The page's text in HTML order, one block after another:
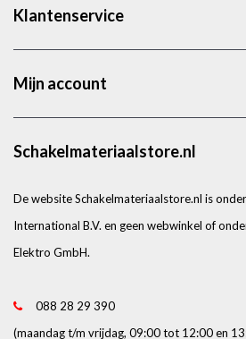
Klantenservice
Mijn account
Schakelmateriaalstore.nl
De website Schakelmateriaalstore.nl is
International B.V. en geen webwinkel of
Elektro GmbH.
088 28 29 390
(maandag t/m vrijdag, 09:00 tot 12:00 en